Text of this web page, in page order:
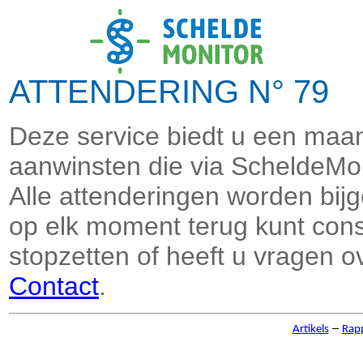
ATTENDERING N°
Deze service biedt u een
aanwinsten die via
Alle attenderingen worden
op elk moment terug kunt
stopzetten of heeft u vragen
Contact.
Artikels–